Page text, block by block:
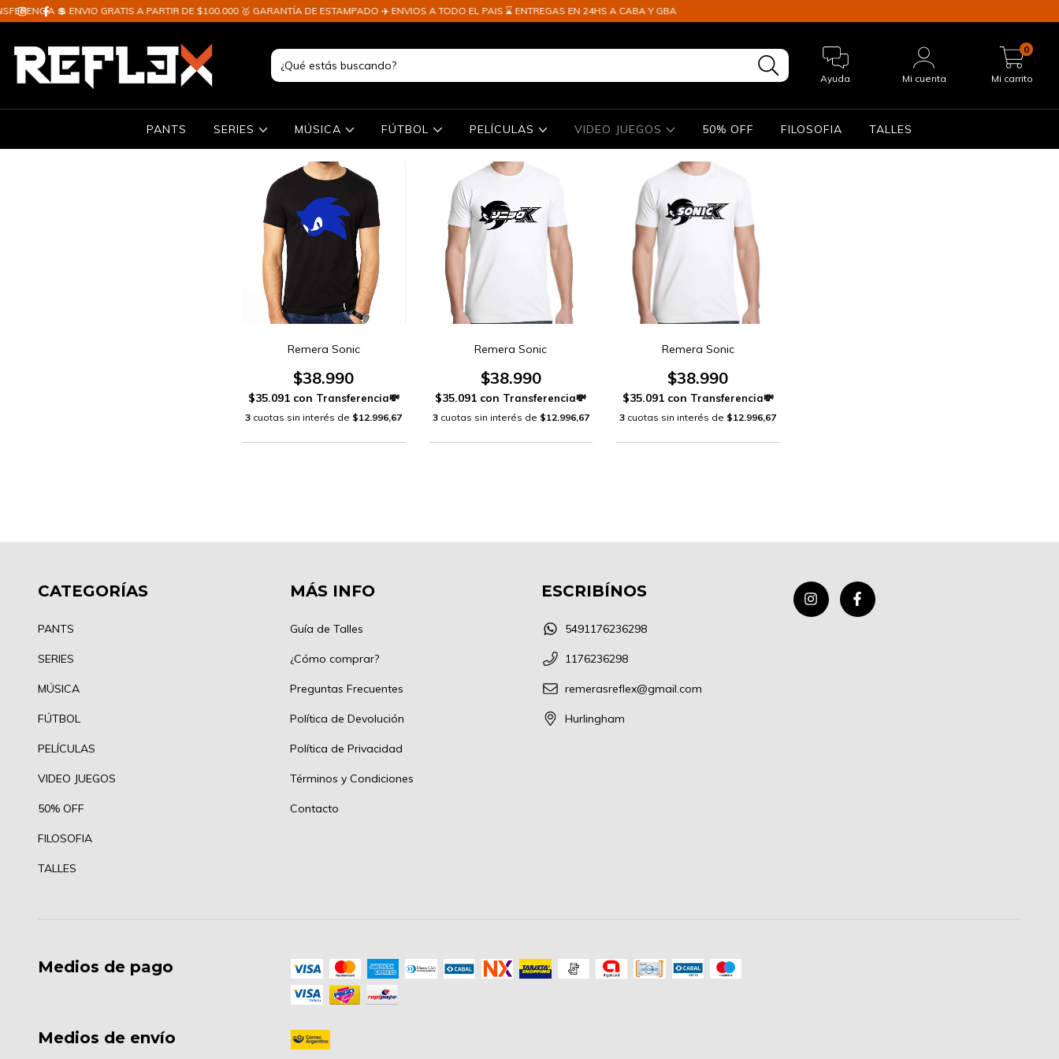
💲 ENVIO GRATIS A PARTIR DE $100.000 🥇 GARANTÍA DE ESTAMPADO ✈️ ENVIOS A TODO EL PAIS ⌛ ENTREGAS EN 24HS A CABA Y GBA
Ayuda Mi cuenta Mi carrito
0
PANTS SERIES MÚSICA FÚTBOL PELÍCULAS VIDEO JUEGOS 50% OFF FILOSOFIA TALLES
Remera Sonic
$38.990
$35.091 con
3 cuotas sin interés de $12.996,67
Remera Sonic
$38.990
$35.091 con
3 cuotas sin interés de $12.996,67
Remera Sonic
$38.990
$35.091 con
3 cuotas sin interés de $12.996,67
CATEGORÍAS
PANTS
SERIES
MÚSICA
FÚTBOL
PELÍCULAS
VIDEO JUEGOS
50% OFF
FILOSOFIA
TALLES
MÁS INFO
Guía de Talles
¿Cómo comprar?
Preguntas Frecuentes
Política de Devolución
Política de Privacidad
Términos y Condiciones
Contacto
ESCRIBÍNOS
5491176236298
1176236298
remerasreflex@gmail.com
Hurlingham
Medios de pago
Medios de envío